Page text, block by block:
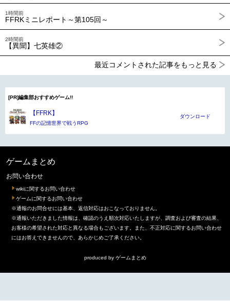
1時間前
FFRKミニレポート～第105回～
2時間前
【異聞】七英雄②
最近コメントされた記事をもっと見る
[PR]編集部おすすめゲーム!!
【FFRK】
FFの記憶世界で戦うRPG
ダウンロード
ゲームまとめ
お問い合わせ
wikiに関するお問い合わせ
ゲームに関するお問い合わせ
※通報のお問合せには基本、返信対応はおこなっておりません。
※通報いただきました情報は、確認のうえ順次対応いたしますが、調査および審査の結果、
お客様の希望された対応と異なる場合もございます。また、不正対応に関するお問い合わせ
にはお答えできませんので、あらかじめご了承ください。
produced by ゲームまとめ